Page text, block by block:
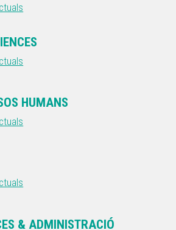
HUMANS
& ADMINISTRACIÓ